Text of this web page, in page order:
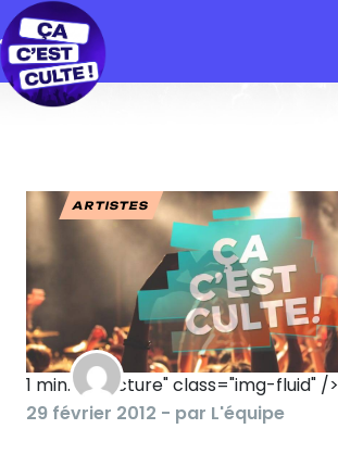
1 min. de lecture" class="img-fluid" />
ARTISTES
29 février 2012 - par L'équipe